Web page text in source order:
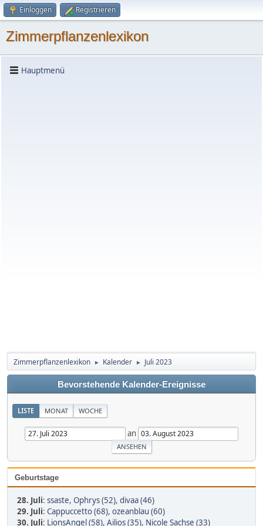
Einloggen Registrieren
Zimmerpflanzenlexikon
Hauptmenü
Zimmerpflanzenlexikon ► Kalender ► Juli 2023
Bevorstehende Kalender-Ereignisse
LISTE MONAT WOCHE
an
Geburtstage
28. Juli: ssaste, Ophrys (52), divaa (46)
29. Juli: Cappuccetto (68), ozeanblau (60)
30. Juli: LionsAngel (58), Ailios (35), Nicole Sachse (33)